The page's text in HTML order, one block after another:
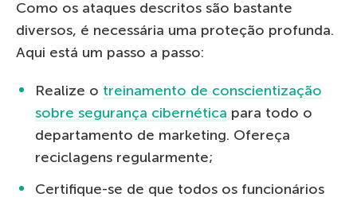
Como os ataques descritos são bastante
diversos, é necessária uma proteção profunda.
Aqui está um passo a passo:
Realize o treinamento de conscientização
sobre segurança cibernética para todo o
departamento de marketing. Ofereça
reciclagens regularmente;
Certifique-se de que todos os funcionários